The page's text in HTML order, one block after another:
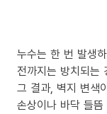
누수는 한 번 발생
전까지는 방치되는
그 결과, 벽지 변색
손상이나 바닥 들